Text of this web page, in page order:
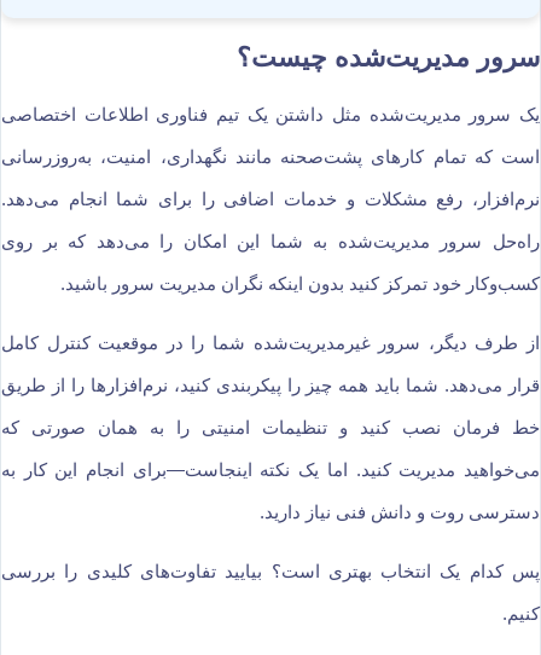
سرور مدیریت‌شده چیست؟
یک سرور مدیریت‌شده مثل داشتن یک تیم فناوری اطلاعات اختصاصی
است که تمام کارهای پشت‌صحنه مانند نگهداری، امنیت، به‌روزرسانی
نرم‌افزار، رفع مشکلات و خدمات اضافی را برای شما انجام می‌دهد.
راه‌حل سرور مدیریت‌شده به شما این امکان را می‌دهد که بر روی
کسب‌وکار خود تمرکز کنید بدون اینکه نگران مدیریت سرور باشید.
از طرف دیگر، سرور غیرمدیریت‌شده شما را در موقعیت کنترل کامل
قرار می‌دهد. شما باید همه چیز را پیکربندی کنید، نرم‌افزارها را از طریق
خط فرمان نصب کنید و تنظیمات امنیتی را به همان صورتی که
می‌خواهید مدیریت کنید. اما یک نکته اینجاست—برای انجام این کار به
دسترسی روت و دانش فنی نیاز دارید.
پس کدام یک انتخاب بهتری است؟ بیایید تفاوت‌های کلیدی را بررسی
کنیم.